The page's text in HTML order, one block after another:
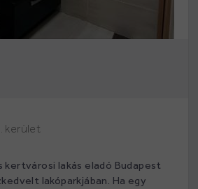
kerület
kertvárosi lakás eladó Budapest
lakóparkjában. Ha egy